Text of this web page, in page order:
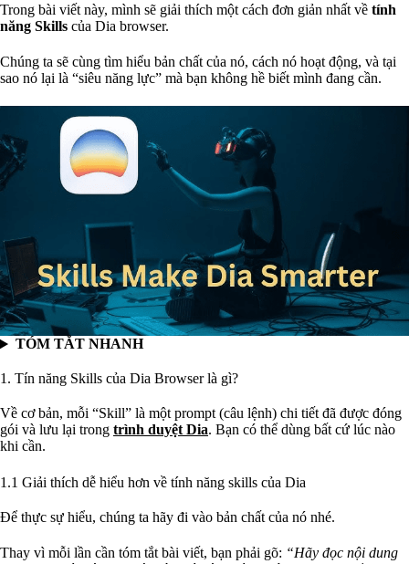
Trong bài viết này, mình sẽ giải thích một cách đơn giản nhất về tính
năng Skills của Dia browser.
Chúng ta sẽ cùng tìm hiểu bản chất của nó, cách nó hoạt động, và tại
sao nó lại là “siêu năng lực” mà bạn không hề biết mình đang cần.
TÓM TẮT NHANH
1. Tín năng Skills của Dia Browser là gì?
Về cơ bản, mỗi “Skill” là một prompt (câu lệnh) chi tiết đã được đóng
gói và lưu lại trong trình duyệt Dia. Bạn có thể dùng bất cứ lúc nào
khi cần.
1.1 Giải thích dễ hiểu hơn về tính năng skills của Dia
Để thực sự hiểu, chúng ta hãy đi vào bản chất của nó nhé.
Thay vì mỗi lần cần tóm tắt bài viết, bạn phải gõ: “Hãy đọc nội dung